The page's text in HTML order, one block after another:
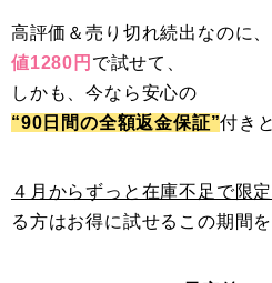
高評価＆売り切れ続出なのに
値1280円 で試せて、
しかも、今なら安心の
“90日間の全額返金保証”付き
４月からずっと在庫不足で限
る方はお得に試せるこの期間